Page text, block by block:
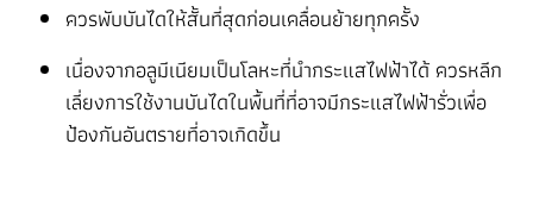
ควรพับบันไดให้สั้นที่สุดก่อนเคลื่อนย้ายทุกครั้ง
เนื่องจากอลูมีเนียมเป็นโลหะที่นำกระแสไฟฟ้าได้ ควรหลีก
เลี่ยงการใช้งานบันไดในพื้นที่ที่อาจมีกระแสไฟฟ้ารั่วเพื่อ
ป้องกันอันตรายที่อาจเกิดขึ้น